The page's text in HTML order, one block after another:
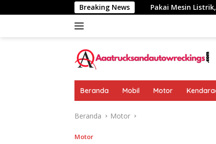
ke
Breaking News
Pakai Mesin Listrik, Jarak
Beranda Mobil Motor
Beranda Motor
Motor